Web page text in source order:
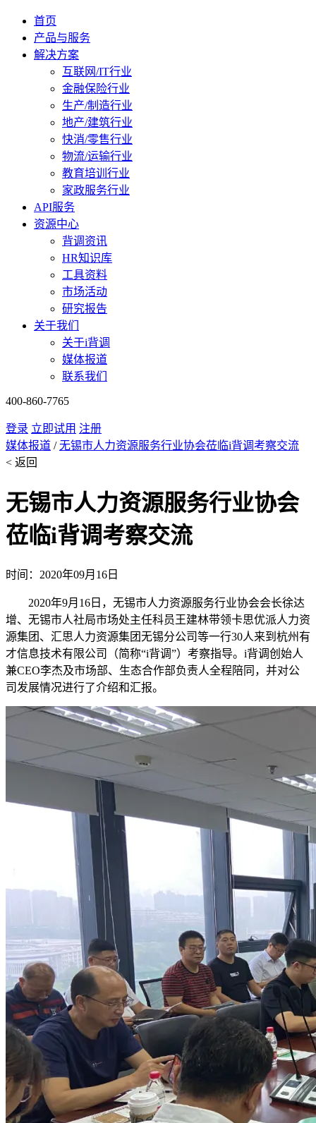
首页
产品与服务
解决方案
互联网/IT行业
金融保险行业
生产/制造行业
地产/建筑行业
快消/零售行业
物流/运输行业
教育培训行业
家政服务行业
API服务
资源中心
背调资讯
HR知识库
工具资料
市场活动
研究报告
关于我们
关于i背调
媒体报道
联系我们
400-860-7765
登录 立即试用 注册
媒体报道 /无锡市人力资源服务行业协会莅临i背调考察交流
< 返回
无锡市人力资源服务行业协会
莅临i背调考察交流
时间：2020年09月16日
2020年9月16日，无锡市人力资源服务行业协会会长徐达
增、无锡市人社局市场处主任科员王建林带领卡思优派人力资
源集团、汇思人力资源集团无锡分公司等一行30人来到杭州有
才信息技术有限公司（简称“i背调”）考察指导。i背调创始人
兼CEO李杰及市场部、生态合作部负责人全程陪同，并对公
司发展情况进行了介绍和汇报。